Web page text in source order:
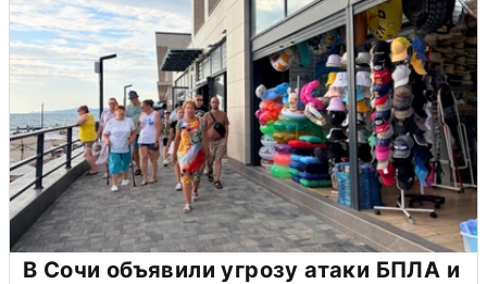
В Сочи объявили угрозу атаки БПЛА и